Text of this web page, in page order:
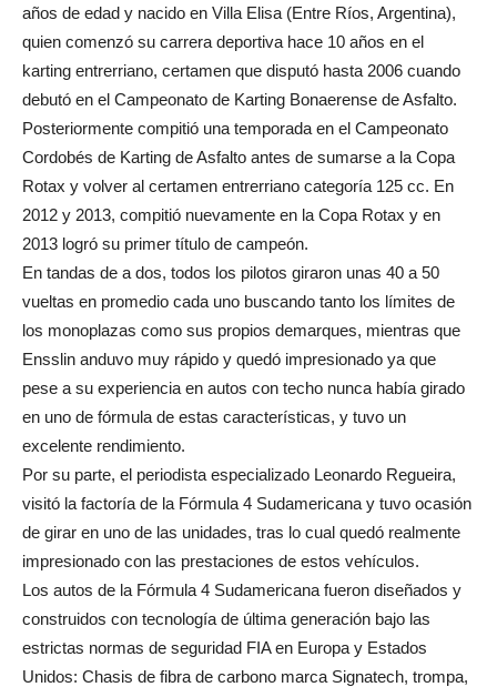
años de edad y nacido en Villa Elisa (Entre Ríos, Argentina),
quien comenzó su carrera deportiva hace 10 años en el
karting entrerriano, certamen que disputó hasta 2006 cuando
debutó en el Campeonato de Karting Bonaerense de Asfalto.
Posteriormente compitió una temporada en el Campeonato
Cordobés de Karting de Asfalto antes de sumarse a la Copa
Rotax y volver al certamen entrerriano categoría 125 cc. En
2012 y 2013, compitió nuevamente en la Copa Rotax y en
2013 logró su primer título de campeón.
En tandas de a dos, todos los pilotos giraron unas 40 a 50
vueltas en promedio cada uno buscando tanto los límites de
los monoplazas como sus propios demarques, mientras que
Ensslin anduvo muy rápido y quedó impresionado ya que
pese a su experiencia en autos con techo nunca había girado
en uno de fórmula de estas características, y tuvo un
excelente rendimiento.
Por su parte, el periodista especializado Leonardo Regueira,
visitó la factoría de la Fórmula 4 Sudamericana y tuvo ocasión
de girar en uno de las unidades, tras lo cual quedó realmente
impresionado con las prestaciones de estos vehículos.
Los autos de la Fórmula 4 Sudamericana fueron diseñados y
construidos con tecnología de última generación bajo las
estrictas normas de seguridad FIA en Europa y Estados
Unidos: Chasis de fibra de carbono marca Signatech, trompa,